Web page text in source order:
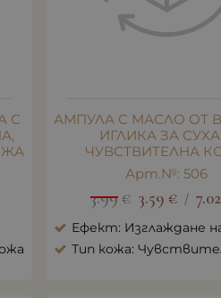
С
АМПУЛА С МАСЛО ОТ
ИГЛИКА ЗА
ЧУВСТВИТЕЛНА
Арт.№: 506
3.99 € 3.59 € / 7.02
Ефект: Изглаждане
Тип кожа: